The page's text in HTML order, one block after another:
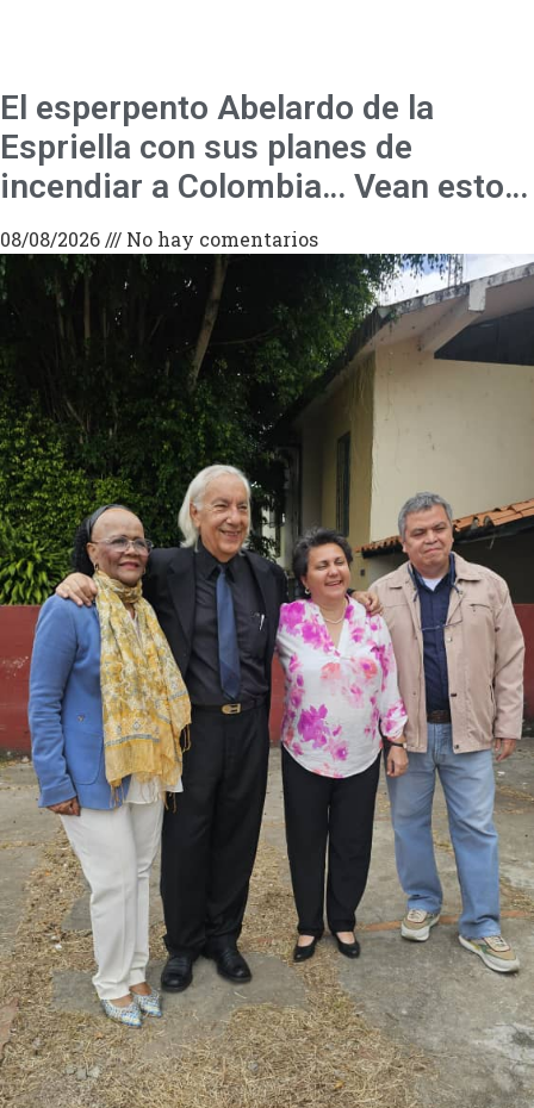
El esperpento Abelardo de la
Espriella con sus planes de
incendiar a Colombia… Vean esto…
08/08/2026 No hay comentarios